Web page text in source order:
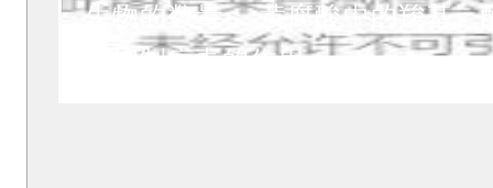
生物的数量；黄腐酸中的羧基、
定抑制病毒的作用。